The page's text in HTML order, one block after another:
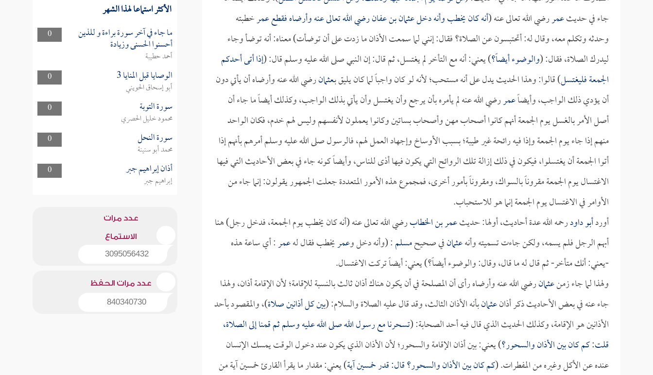
جاء في حديثعمررضي الله تعالى عنه (أنه كان يخطب وأنه دخلعثمان بن عفانرضي الله تعالى عنه وأرضاه فقطععمرخطبته
وحدثه وتكلم معه، وقال له: أتحتبسون عن الصلاة؟ فقال: إنني لما سمعت الأذان ما زدت على أن توضأت) معناه: أنه توضأ وجاء
ليدرك الصلاة، فقال: (والوضوء أيضاً؟) يعني: أنه مع التأخر لم يغتسل، ثم قال: إن النبي صلى الله عليه وسلم قال: (إذا أتى أحدكم
الجمعة فليغتسل) قالوا: وهذا الحديث يدل على أنه مستحب؛ لأنه لو كان واجباً لما كان يليق بـعثمانرضي الله عنه وأرضاه أن يأتي دون
أن يؤدي ذلك الواجب، وأيضاًعمررضي الله عنه لم يأمره بأن يرجع وأن يغتسل وأن يأتي بذلك الواجب، وكذلك أيضاً ما جاء أن
أصل الأمر بالغسل يوم الجمعة أنهم كانوا أصحاب مهن وأصحاب بساتين وكانوا يعملون لأنفسهم وليس لهم خدم، فكان الواحد
منهم إذا جاء يوم الجمعة وإذا فيه رائحة غير طيبة؛ بسبب الأوساخ وإجهاد العمل لهم، فالرسول صلى الله عليه وسلم أمرهم بأنهم إذا
أتوا الجمعة أن يغتسلوا، فيكون في ذلك إزالة تلك الروائح التي يكون فيها أذى للناس، وأيضاً كونه جاء في بعض الأحاديث التي فيها
الاغتسال يوم الجمعة مقروناً بالسواك، ومقروناً بأمور أخرى، فمجموع هذه الأمور المتعددة جعلت الجمهور يقولون: إنما جاء من
الأوامر في الاغتسال يوم الجمعة إنما هو للاستحباب.
أوردأبو داودرحمه الله عدة أحاديث، أولها: حديثعمر بن الخطابرضي الله تعالى عنه (أنه كان يخطب يوم الجمعة، فدخل رجل) هنا
أبهم الرجل فلم يسمه، ولكن جاءت تسميته وأنهعثمانفي صحيحمسلم: (وأنه دخل وعمريخطب فقال لهعمر: أي ساعة هذه
-يعني: أنك متأخر- ثم قال له ما قال، وقال: والوضوء أيضاً؟) يعني: أيضاً تركت الاغتسال.
ولهذا لما جاء زمنعثمانرضي الله عنه وأرضاه رأى أن المصلحة في أن يكون هناك أذان ثالث بالنسبة للإقامة؛ لأن الإقامة أذان، ولهذا
جاء عنه في بعض الأحاديث ذكر أذانعثمانبأنه الأذان الثالث، وقد قال عليه الصلاة والسلام: (بين كل أذانين صلاة)، والمقصود بأحد
الأذانين هو الإقامة، وكذلك الحديث الذي قال فيه أحد الصحابة: (تسحرنا مع رسول الله صلى الله عليه وسلم ثم قمنا إلى الصلاة،
قلت: كم كان بين الأذان والسحور؟) يعني: بين أذان الإقامة والسحور؛ لأن الأذان الذي يكون عند دخول الوقت يمسك الإنسان
عنده عن الأكل وغيره من المفطرات. (كم كان بين الأذان والسحور؟ قال: قدر خمسين آية) يعني: مقدار ما يقرأ القارئ خمسين آية من
الأكثر استماعا لهذا الشهر
0 ما جاء في آخر سورة براءة و للذين
أحسنوا الحسنى وزيادة
أحمد حطيبة
0
الوصايا قبل المنايا 3
أبو إسحاق الحويني
0
سورة التوبة
محمود خليل الحصري
0
سورة النحل
محمد أبو سنينة
0
أذان إبراهيم جبر
إبراهيم جبر
عدد مرات
الاستماع
3095056432
عدد مرات الحفظ
840340730